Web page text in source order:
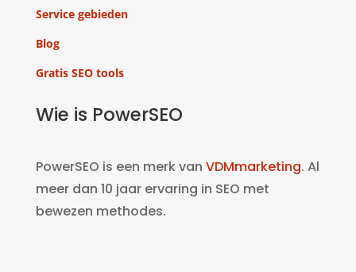
Service gebieden
Blog
Gratis SEO tools
Wie is PowerSEO
PowerSEO is een merk van VDMmarketing. Al
meer dan 10 jaar ervaring in SEO met
bewezen methodes.